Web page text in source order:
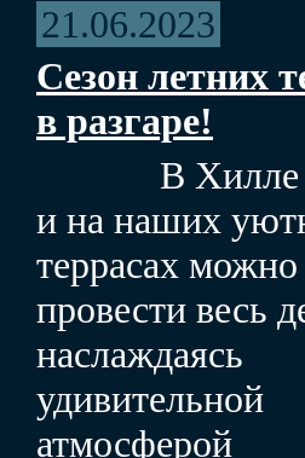
21.06.2023
Сезон летних
в разгаре!
В Хилле
и на наших
террасах можно
провести весь
наслаждаясь
удивительной
атмосферой